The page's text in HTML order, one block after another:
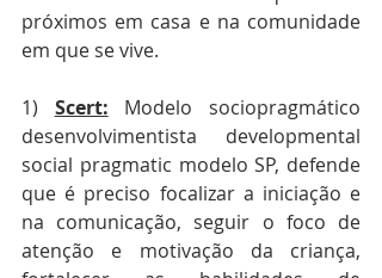
próximos em casa e na comunidade
em que se vive.
1) Scert: Modelo sociopragmático
desenvolvimentista developmental
social pragmatic modelo SP, defende
que é preciso focalizar a iniciação e
na comunicação, seguir o foco de
atenção e motivação da criança,